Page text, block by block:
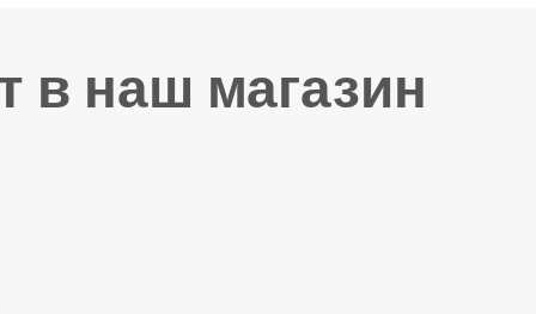
в наш магазин